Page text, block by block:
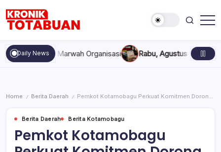
content
Totabuan
hari
ini
Kronik
Daily News
dan Marwah Organisasi Rabu, Agustus 5, 2026 , 11:44
Home / Berita Daerah / Pemkot Kotamobagu Perkuat Komitmen Dorong Investasi Daerah
Berita Daerah Berita Kotamobagu
Pemkot Kotamobagu